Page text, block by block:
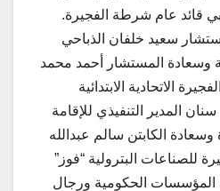
قائد عام شرطة الفجيرة.
سعيد خلفان الذباحي
وسعادة المستشار أحمد محمد
الاتحادية الابتدائية
المدير التنفيذي للإقامة
الكابتن سالم عبدالله
للصناعات البترولية “فوز”
الحكومية ورجال